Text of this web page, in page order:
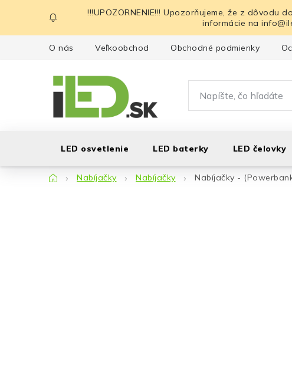
obsah
!!!UPOZORNENIE!!! Upozorňujeme, že z
informácie na
O nás Veľkoobchod Obchodné podmienky
LED osvetlenie LED baterky LED čelovky
DomovNabíjačky Nabíjačky Nabíjačky -